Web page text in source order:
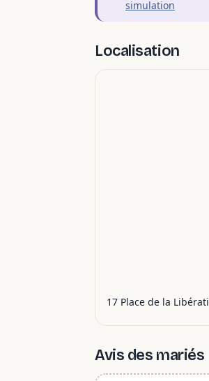
simulation
Localisation
17 Place de la
Avis des mariés